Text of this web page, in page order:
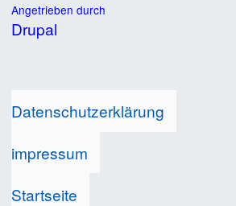
Angetrieben durch
Drupal
Datenschutzerklärung
impressum
Startseite